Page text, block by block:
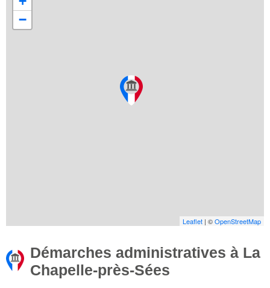
−
Leaflet | ©OpenStreetMap
Démarches administratives à La
Chapelle-près-Sées